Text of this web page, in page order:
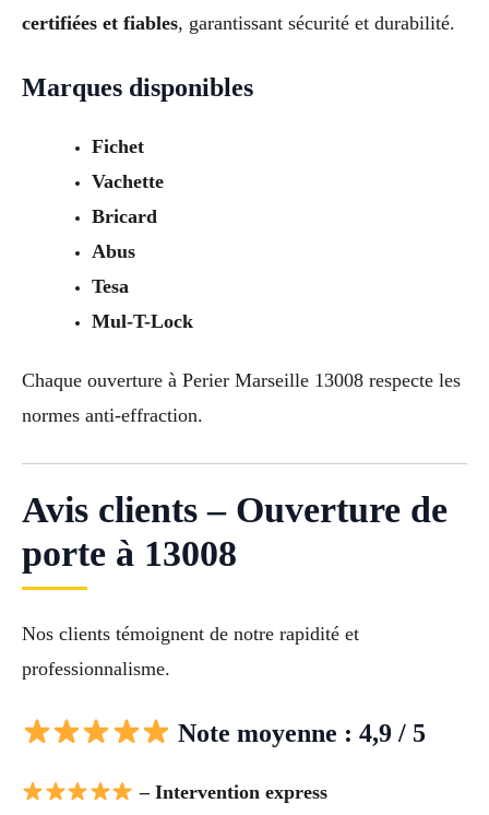
certifiées et fiables, garantissant sécurité et durabilité.
Marques disponibles
Fichet
Vachette
Bricard
Abus
Tesa
Mul-T-Lock
Chaque ouverture à Perier Marseille 13008 respecte les
normes anti-effraction.
Avis clients – Ouverture de
porte à 13008
Nos clients témoignent de notre rapidité et
professionnalisme.
Note moyenne : 4,9 / 5
– Intervention express